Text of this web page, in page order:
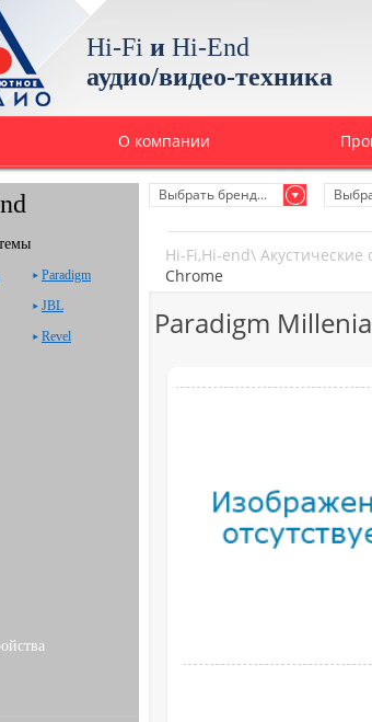
Hi-Fi и Hi-End
аудио/видео-техника
О компании
Выбрать бренд...
Hi-Fi,Hi-end\ Акустические
Chrome
Paradigm
Paradigm
JBL
Revel